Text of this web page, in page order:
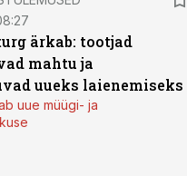
ärkab: tootjad
mahtu ja
uueks laienemiseks
uue müügi- ja